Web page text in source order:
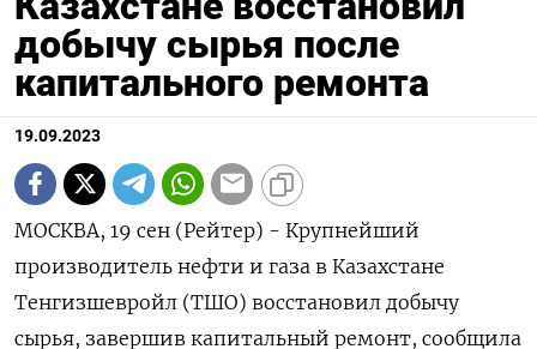
добычу сырья после
капитального ремонта
19.09.2023
МОСКВА, 19 сен (Рейтер) - Крупнейший
производитель нефти и газа в Казахстане
Тенгизшевройл (ТШО) восстановил добычу
сырья, завершив капитальный ремонт, сообщила